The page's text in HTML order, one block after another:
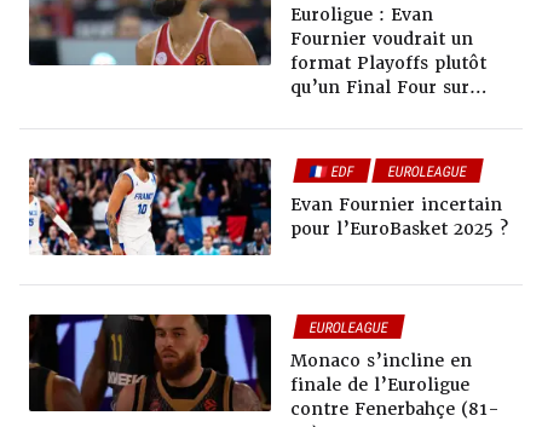
Euroligue : Evan
Fournier voudrait un
format Playoffs plutôt
qu’un Final Four sur
🇫🇷 EDF EUROLEAGUE
Evan Fournier incertain
pour l’EuroBasket 2025 ?
EUROLEAGUE
Monaco s’incline en
finale de l’Euroligue
contre Fenerbahçe (81-